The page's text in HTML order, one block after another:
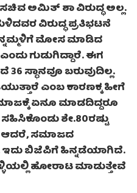
ಅಮಿತ್ ಶಾ ವಿರುದ್ಧ ಅಲ್ಲ.
ವಿರುದ್ಧ ಪ್ರತಿಭಟನೆ
ಮೋಸ ಮಾಡಿದ
ಗುಡುಗಿದ್ದಾರೆ. ಈಗ
ಸ್ಥಾನವೂ ಬರುವುದಿಲ್ಲ.
ಎಂಬ ಕಾರಣಕ್ಕ ಹೀಗೆ
ಏನೂ ಮಾಡದಿದ್ದರೂ
ಶೇ.80ರಷ್ಟು
ಸಮಾಜದ
ಇದು ಬಿಜೆಪಿಗೆ ಹಿನ್ನಡೆಯಾಗಿದೆ.
ಹೋರಾಟ ಮಾಡುತ್ತೇವೆ